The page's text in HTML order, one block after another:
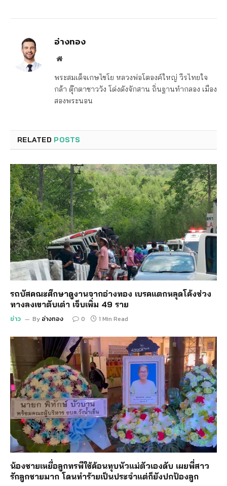
อ่างทอง
Website
พระสมเด็จเกษไชโย หลวงพ่อโตองค์ใหญ่ วีรไทยใจ
กล้า ตุ๊กตาชาววัง โด่งดังจักสาน ถิ่นฐานทำกลอง เมือง
สองพระนอน
RELATED POSTS
รถบัสคณะศึกษาดูงานจากอ่างทอง เบรคแตกหลุดโค้งช่วง
ทางลงเขาตับเต่า เจ็บเพิ่ม 49 ราย
ข่าว By อ่างทอง 0 1 Min Read
น้องชายเหยื่อลูกทรพีใช้ค้อนทุบหัวแม่ตัวเองดับ เผยพี่สาว
รักลูกชายมาก โดนทำร้ายเป็นประจำแต่ก็ยังปกป้องลูก